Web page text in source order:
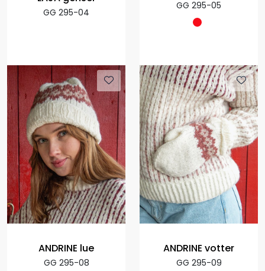
GG 295-04
GG 295-05
ANDRINE lue
GG 295-08
ANDRINE votter
GG 295-09